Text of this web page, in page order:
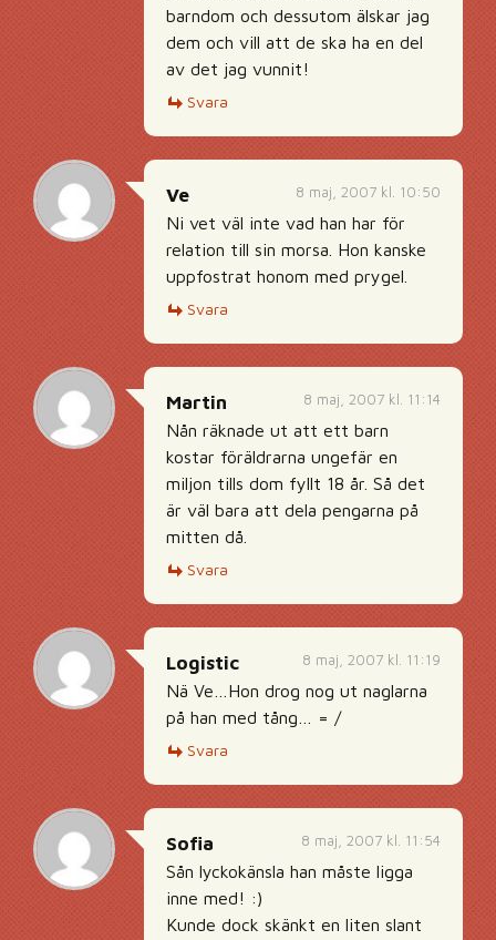
barndom och dessutom älskar jag
dem och vill att de ska ha en del
av det jag vunnit!
Svara
8 maj, 2007 kl. 10:50
Ve
Ni vet väl inte vad han har för
relation till sin morsa. Hon kanske
uppfostrat honom med prygel.
Svara
8 maj, 2007 kl. 11:14
Martin
Nån räknade ut att ett barn
kostar föräldrarna ungefär en
miljon tills dom fyllt 18 år. Så det
är väl bara att dela pengarna på
mitten då.
Svara
8 maj, 2007 kl. 11:19
Logistic
Nä Ve…Hon drog nog ut naglarna
på han med tång… = /
Svara
8 maj, 2007 kl. 11:54
Sofia
Sån lyckokänsla han måste ligga
inne med! :)
Kunde dock skänkt en liten slant